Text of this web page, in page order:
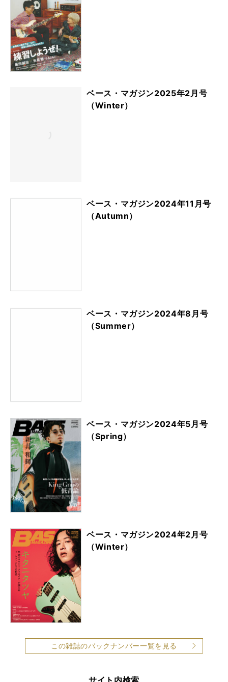
ベース・マガジン2025年2月号
（Winter）
ベース・マガジン2024年11月号
（Autumn）
ベース・マガジン2024年8月号
（Summer）
ベース・マガジン2024年5月号
（Spring）
ベース・マガジン2024年2月号
（Winter）
この雑誌のバックナンバー一覧を見る